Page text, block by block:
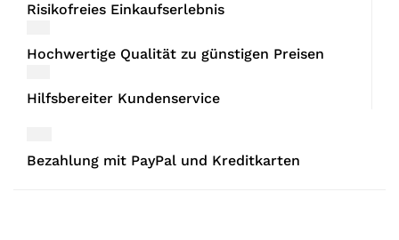
Risikofreies Einkaufserlebnis
Hochwertige Qualität zu günstigen Preisen
Hilfsbereiter Kundenservice
Bezahlung mit PayPal und Kreditkarten